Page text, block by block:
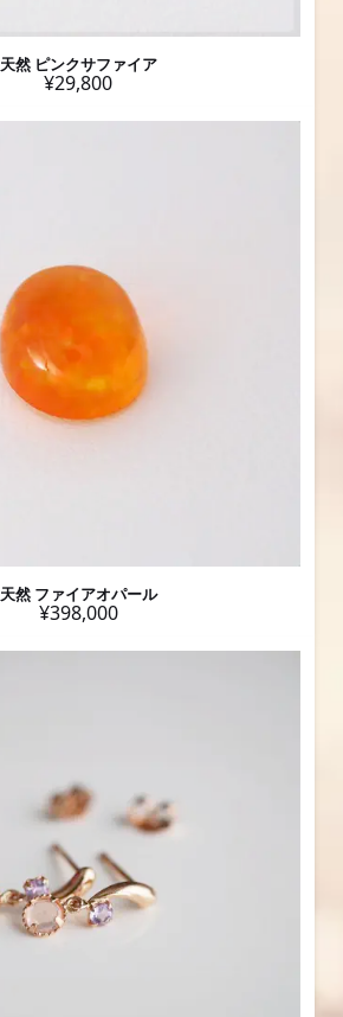
天然 ピンクサファイア
¥29,800
天然 ファイアオパール
¥398,000